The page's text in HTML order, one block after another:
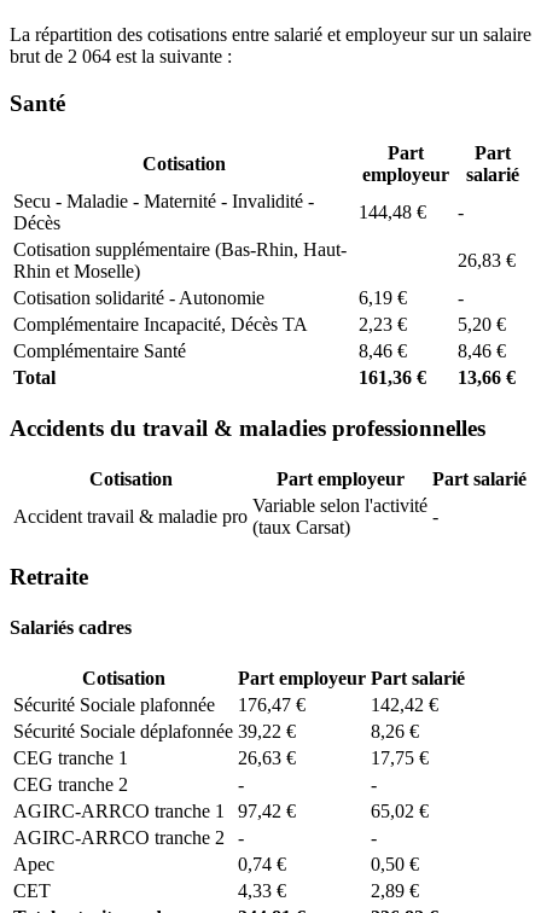
La répartition des cotisations entre salarié et employeur sur un salaire
brut de 2 064 est la suivante :
Santé
Cotisation
Part
employeur
Part
salarié
Secu - Maladie - Maternité - Invalidité -
Décès
144,48 €
-
Cotisation supplémentaire (Bas-Rhin, Haut-
Rhin et Moselle)
26,83 €
Cotisation solidarité - Autonomie
6,19 €
-
Complémentaire Incapacité, Décès TA
2,23 €
5,20 €
Complémentaire Santé
8,46 €
8,46 €
Total
161,36 € 13,66 €
Accidents du travail & maladies professionnelles
Cotisation Part employeur
Part salarié
Accident travail & maladie pro
Variable selon l'activité
(taux Carsat)
-
Retraite
Salariés cadres
Cotisation Part employeur Part salarié
Sécurité Sociale plafonnée
176,47 €
142,42 €
Sécurité Sociale déplafonnée 39,22 €
8,26 €
CEG tranche 1
26,63 €
17,75 €
CEG tranche 2
-
-
AGIRC-ARRCO tranche 1
97,42 €
65,02 €
AGIRC-ARRCO tranche 2
-
-
Apec
0,74 €
0,50 €
CET
4,33 €
2,89 €